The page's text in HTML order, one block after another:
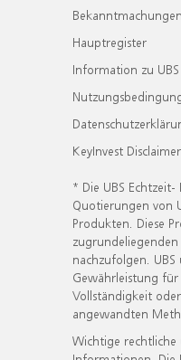
Bekanntmachungen
Hauptregister
Information zu UBS
KeyInvest Disclaimer
* Die UBS
Quotierungen von
Produkten. Diese
nachzufolgen.
Gewährleistung
Vollständigkeit
angewandten
Wichtige